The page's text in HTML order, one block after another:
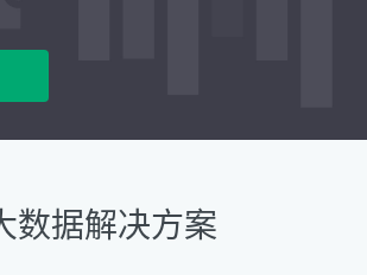
数据解决方案